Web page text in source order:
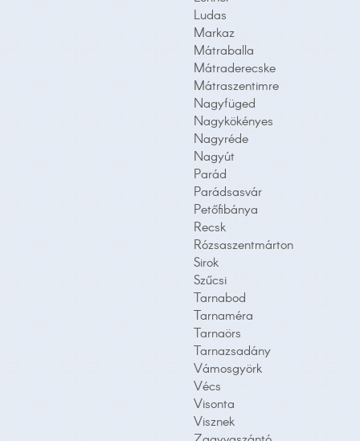
Ludas
Markaz
Mátraballa
Mátraderecske
Mátraszentimre
Nagyfüged
Nagykökényes
Nagyréde
Nagyút
Parád
Parádsasvár
Petőfibánya
Recsk
Rózsaszentmárton
Sirok
Szűcsi
Tarnabod
Tarnaméra
Tarnaörs
Tarnazsadány
Vámosgyörk
Vécs
Visonta
Visznek